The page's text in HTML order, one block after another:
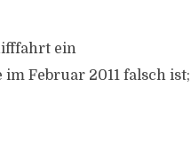
ein
Februar 2011 falsch ist;